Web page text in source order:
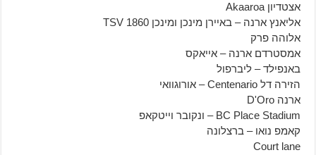
אצטדיון Akaaroa
אליאנץ ארנה – באיירן מינכן ומינכן 1860 TSV
אלוהה פרק
אמסטרדם ארנה – אייאקס
באנפילד – ליברפול
הזירה דל Centenario – אורוגוואי
ארנה D'Oro
BC Place Stadium – ונקובר וייטקאפ
קאמפ נואו – ברצלונה
Court lane